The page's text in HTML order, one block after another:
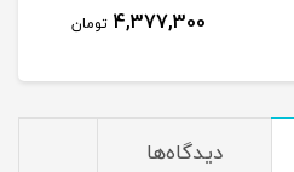
4,377,300 تومان
دیدگاه‌ها